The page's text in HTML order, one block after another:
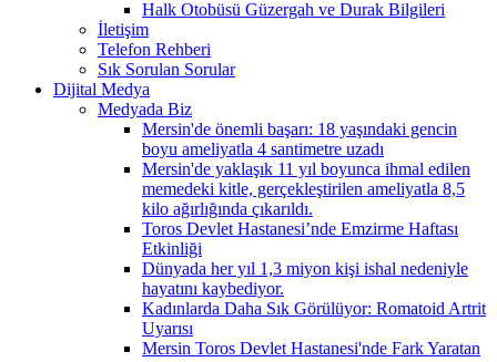
Halk Otobüsü Güzergah ve Durak Bilgileri
İletişim
Telefon Rehberi
Sık Sorulan Sorular
Dijital Medya
Medyada Biz
Mersin'de önemli başarı: 18 yaşındaki gencin
boyu ameliyatla 4 santimetre uzadı
Mersin'de yaklaşık 11 yıl boyunca ihmal edilen
memedeki kitle, gerçekleştirilen ameliyatla 8,5
kilo ağırlığında çıkarıldı.
Toros Devlet Hastanesi’nde Emzirme Haftası
Etkinliği
Dünyada her yıl 1,3 miyon kişi ishal nedeniyle
hayatını kaybediyor.
Kadınlarda Daha Sık Görülüyor: Romatoid Artrit
Uyarısı
Mersin Toros Devlet Hastanesi'nde Fark Yaratan